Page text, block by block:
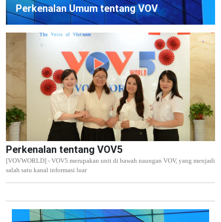
Perkenalan Umum tentang VOV
Perkenalan tentang VOV5
[VOVWORLD] - VOV5 merupakan unit di bawah naungan VOV, yang menjadi
salah satu kanal informasi luar